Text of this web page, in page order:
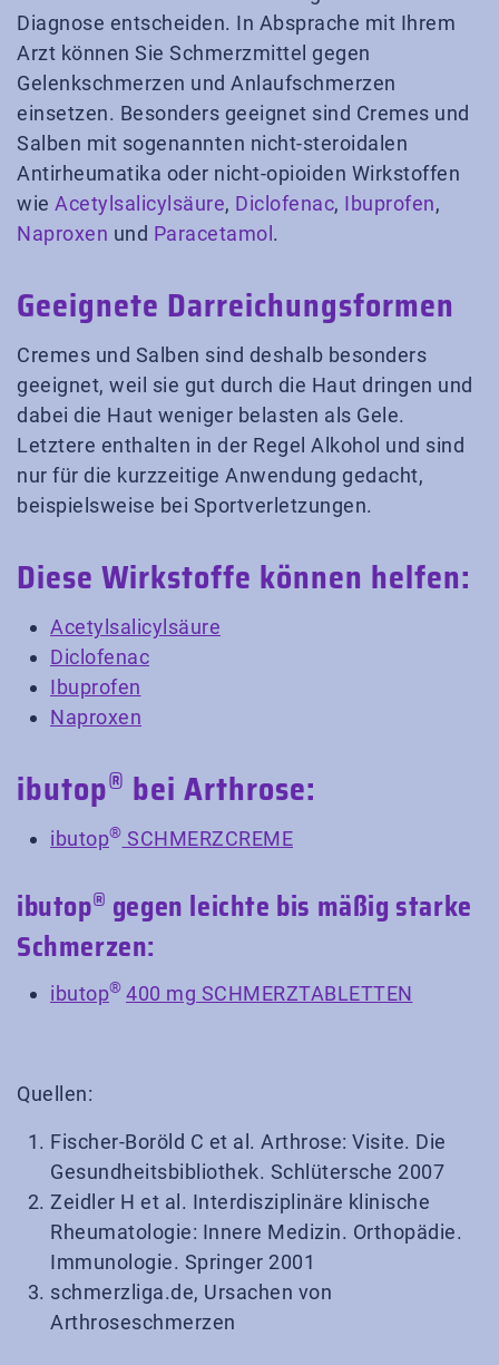
Diagnose entscheiden. In Absprache mit Ihrem
Arzt können Sie Schmerzmittel gegen
Gelenkschmerzen und Anlaufschmerzen
einsetzen. Besonders geeignet sind Cremes und
Salben mit sogenannten nicht-steroidalen
Antirheumatika oder nicht-opioiden Wirkstoffen
wie Acetylsalicylsäure, Diclofenac, Ibuprofen,
Naproxen und Paracetamol .
Geeignete Darreichungsformen
Cremes und Salben sind deshalb besonders
geeignet, weil sie gut durch die Haut dringen und
dabei die Haut weniger belasten als Gele.
Letztere enthalten in der Regel Alkohol und sind
nur für die kurzzeitige Anwendung gedacht,
beispielsweise bei Sportverletzungen.
Diese Wirkstoffe können helfen:
Acetylsalicylsäure
Diclofenac
Ibuprofen
Naproxen
ibutop® bei Arthrose:
ibutop® SCHMERZCREME
ibutop® gegen leichte bis mäßig starke
Schmerzen:
ibutop® 400 mg SCHMERZTABLETTEN
Quellen:
Fischer-Boröld C et al. Arthrose: Visite. Die
Gesundheitsbibliothek. Schlütersche 2007
Zeidler H et al. Interdisziplinäre klinische
Rheumatologie: Innere Medizin. Orthopädie.
Immunologie. Springer 2001
schmerzliga.de, Ursachen von
Arthroseschmerzen